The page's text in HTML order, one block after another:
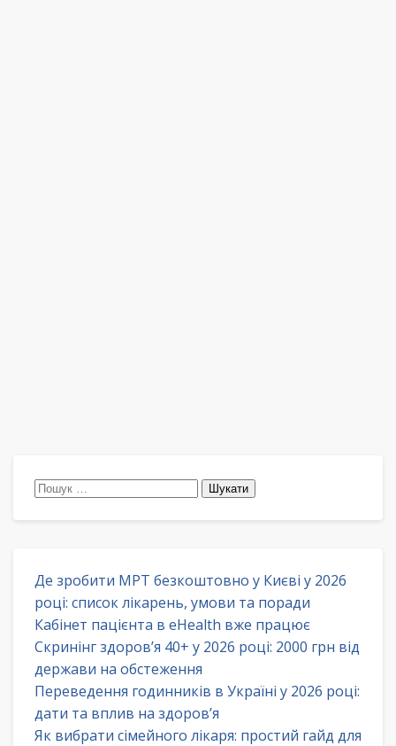
Пошук:
Де зробити МРТ безкоштовно у Києві у 2026
році: список лікарень, умови та поради
Кабінет пацієнта в eHealth вже працює
Скринінг здоров’я 40+ у 2026 році: 2000 грн від
держави на обстеження
Переведення годинників в Україні у 2026 році:
дати та вплив на здоров’я
Як вибрати сімейного лікаря: простий гайд для